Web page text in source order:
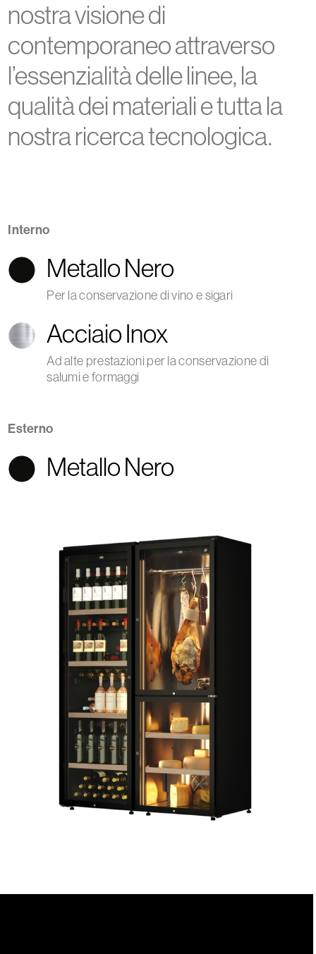
nostra visione di
contemporaneo attraverso
l’essenzialità delle linee, la
qualità dei materiali e tutta la
nostra ricerca tecnologica.
Interno
Metallo Nero
Per la conservazione di vino e sigari
Acciaio Inox
Ad alte prestazioni per la conservazione di
salumi e formaggi
Esterno
Metallo Nero